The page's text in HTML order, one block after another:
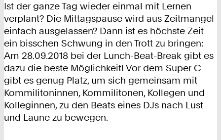
Ist der ganze Tag wieder einmal mit Lernen
verplant? Die Mittagspause wird aus Zeitmangel
einfach ausgelassen? Dann ist es höchste Zeit
ein bisschen Schwung in den Trott zu bringen:
Am 28.09.2018 bei der Lunch-Beat-Break gibt es
dazu die beste Möglichkeit! Vor dem Super C
gibt es genug Platz, um sich gemeinsam mit
Kommilitoninnen, Kommilitonen, Kollegen und
Kolleginnen, zu den Beats eines DJs nach Lust
und Laune zu bewegen.